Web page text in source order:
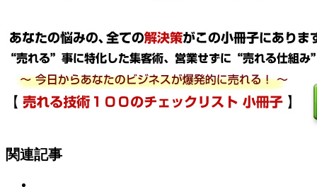
関連記事